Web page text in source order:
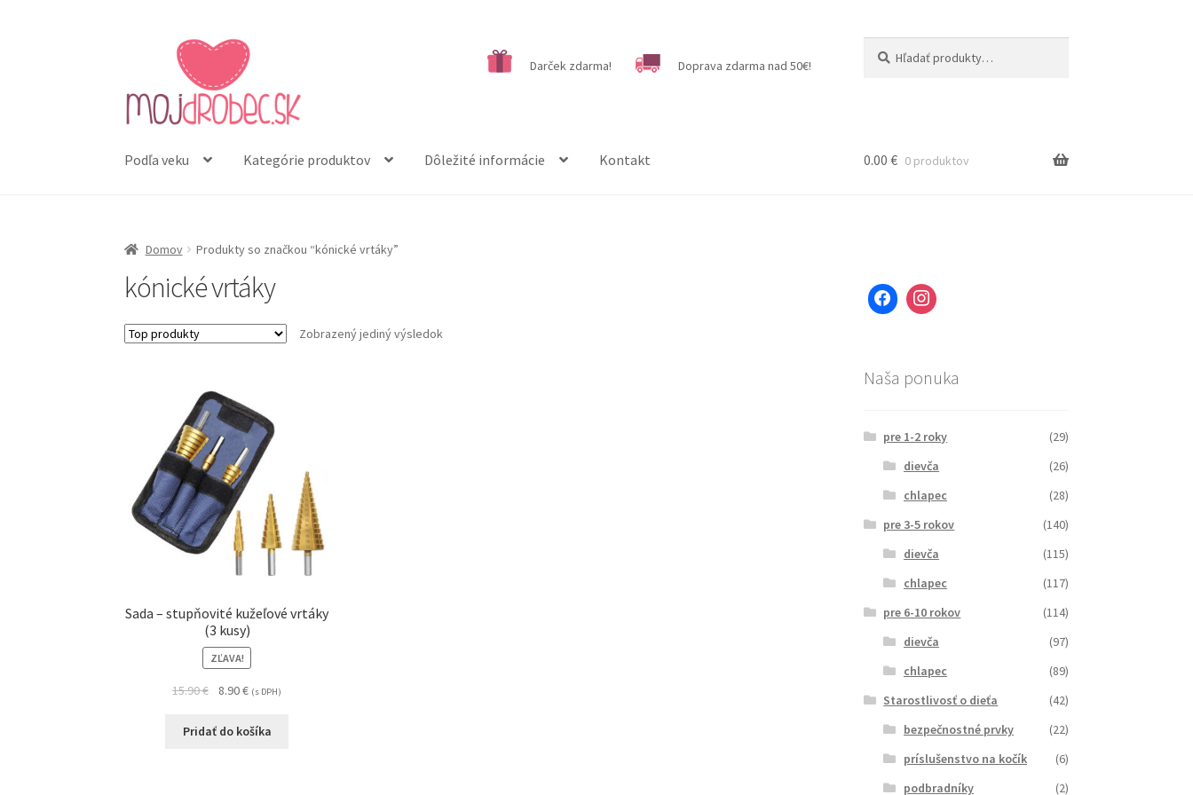
Preskočiť
navigáciu
Preskočiť
obsah
Darček zdarma! Doprava zdarma nad 50€!
Podľa veku Kategórie produktov Dôležité informácie Kontakt 0.00 € 0 produktov
Domov Produkty so značkou “kónické vrtáky”
kónické vrtáky
Zobrazený jediný výsledok
Sada – stupňovité kužeľové vrtáky
(3 kusy)
ZĽAVA!
15.90€ 8.90€ (s DPH)
Pridať do košíka
Naša ponuka
pre 1-2 roky
(29)
dievča
(26)
chlapec
(28)
pre 3-5 rokov
(140)
dievča
(115)
chlapec
(117)
pre 6-10 rokov
(114)
dievča
(97)
chlapec
(89)
Starostlivosť o dieťa
(42)
bezpečnostné prvky
(22)
príslušenstvo na kočík
(6)
podbradníky
(2)